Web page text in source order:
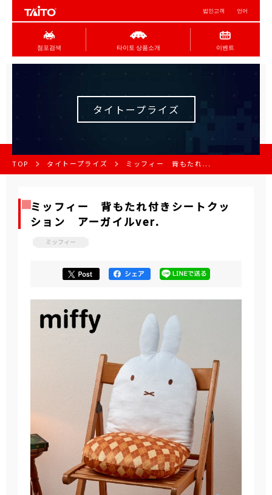
법인고객 언어
점포검색 타이토 상품소개 이벤트
タイトープライズ
TOP タイトープライズ ミッフィー 背もたれ...
ミッフィー 背もたれ付きシートクッ
ション アーガイルver.
ミッフィー